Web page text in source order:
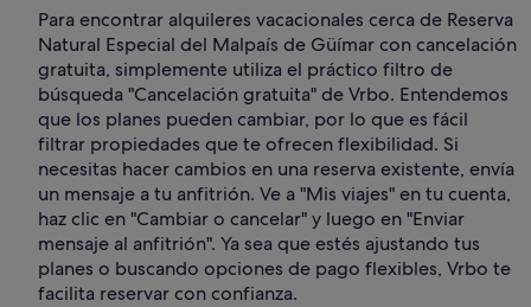
Para encontrar alquileres vacacionales cerca de Reserva
Natural Especial del Malpaís de Güímar con cancelación
gratuita, simplemente utiliza el práctico filtro de
búsqueda "Cancelación gratuita" de Vrbo. Entendemos
que los planes pueden cambiar, por lo que es fácil
filtrar propiedades que te ofrecen flexibilidad. Si
necesitas hacer cambios en una reserva existente, envía
un mensaje a tu anfitrión. Ve a "Mis viajes" en tu cuenta,
haz clic en "Cambiar o cancelar" y luego en "Enviar
mensaje al anfitrión". Ya sea que estés ajustando tus
planes o buscando opciones de pago flexibles, Vrbo te
facilita reservar con confianza.